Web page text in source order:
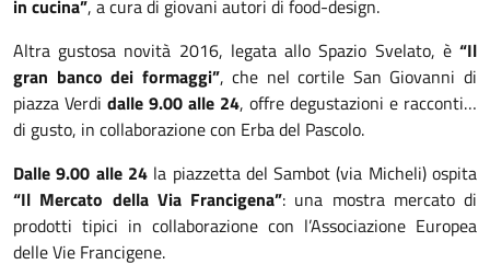
in cucina”, a cura di giovani autori di food-design.
Altra gustosa novità 2016, legata allo Spazio Svelato, è “Il
gran banco dei formaggi”, che nel cortile San Giovanni di
piazza Verdi dalle 9.00 alle 24, offre degustazioni e racconti…
di gusto, in collaborazione con Erba del Pascolo.
Dalle 9.00 alle 24la piazzetta del Sambot (via Micheli) ospita
“Il Mercato della Via Francigena”: una mostra mercato di
prodotti tipici in collaborazione con l’Associazione Europea
delle Vie Francigene.